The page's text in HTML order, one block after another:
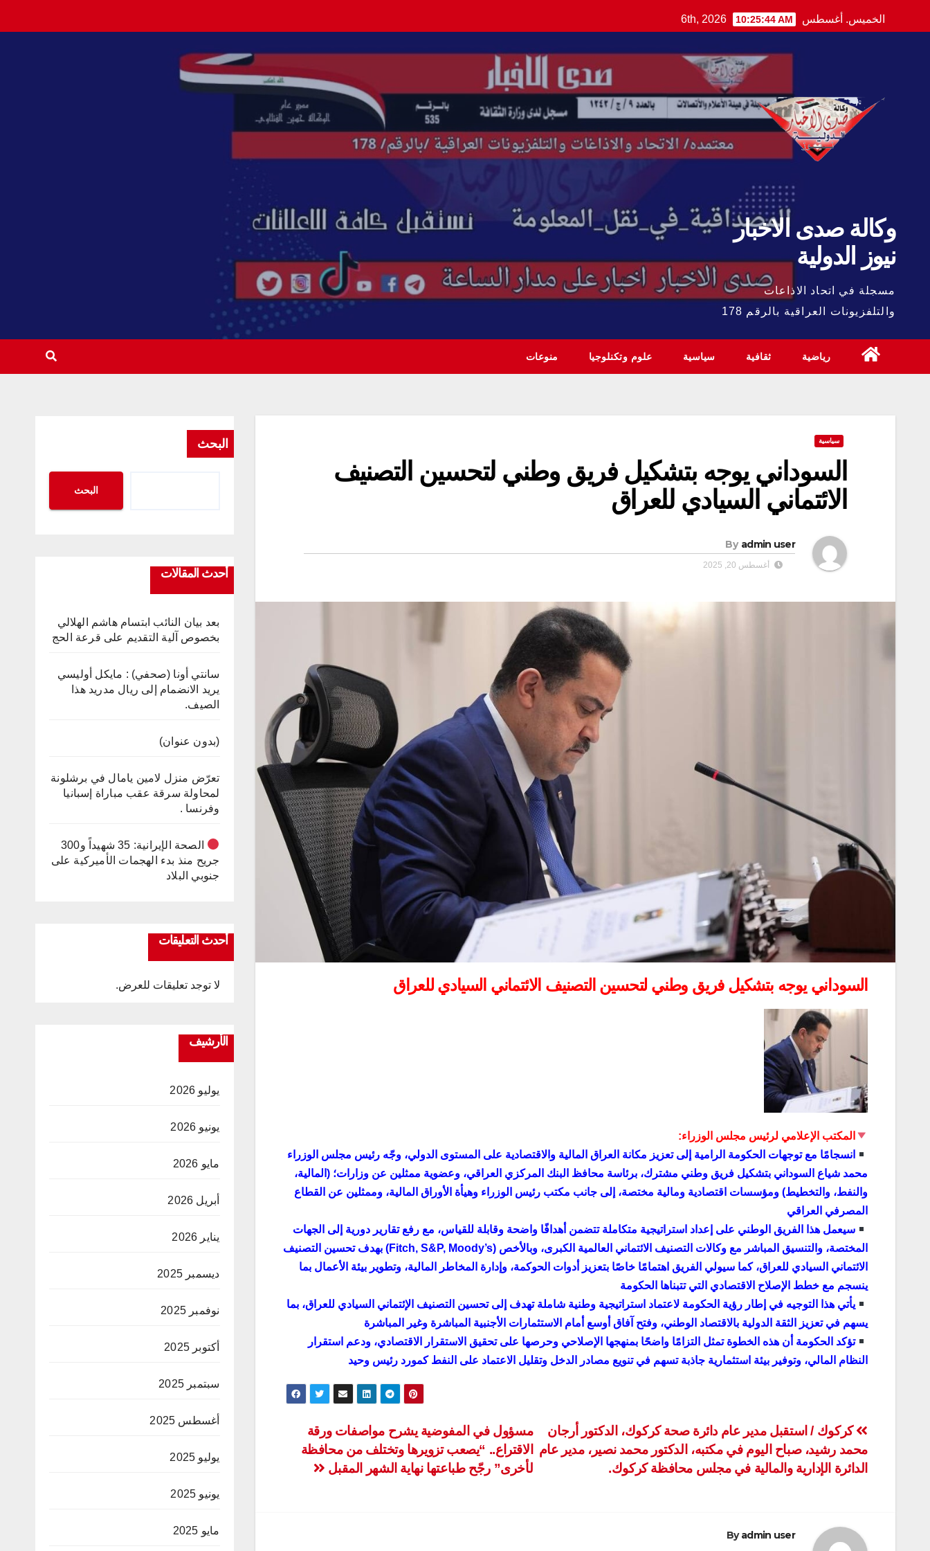
to
الخميس. أغسطس 6th, 2026 10:25:46 AM
وكالة صدى الاخبار
نيوز الدولية
مسجلة في اتحاد الاذاعات
والتلفزيونات العراقية بالرقم 178
رياضية ثقافية سياسية علوم وتكنلوجيا منوعات
سياسية
السوداني يوجه بتشكيل فريق وطني لتحسين التصنيف
الائتماني السيادي للعراق
By admin user
أغسطس 20, 2025
السوداني يوجه بتشكيل فريق وطني لتحسين التصنيف الائتماني السيادي للعراق
المكتب الإعلامي لرئيس مجلس الوزراء:
انسجامًا مع توجهات الحكومة الرامية إلى تعزيز مكانة العراق المالية والاقتصادية على المستوى الدولي، وجّه رئيس مجلس الوزراء
محمد شياع السوداني بتشكيل فريق وطني مشترك، برئاسة محافظ البنك المركزي العراقي، وعضوية ممثلين عن وزارات؛ (المالية،
والنفط، والتخطيط) ومؤسسات اقتصادية ومالية مختصة، إلى جانب مكتب رئيس الوزراء وهيأة الأوراق المالية، وممثلين عن القطاع
المصرفي العراقي
سيعمل هذا الفريق الوطني على إعداد استراتيجية متكاملة تتضمن أهدافًا واضحة وقابلة للقياس، مع رفع تقارير دورية إلى الجهات
المختصة، والتنسيق المباشر مع وكالات التصنيف الائتماني العالمية الكبرى، وبالأخص (Fitch, S&P, Moody’s) بهدف تحسين التصنيف
الائتماني السيادي للعراق، كما سيولي الفريق اهتمامًا خاصًا بتعزيز أدوات الحوكمة، وإدارة المخاطر المالية، وتطوير بيئة الأعمال بما
ينسجم مع خطط الإصلاح الاقتصادي التي تتبناها الحكومة
يأتي هذا التوجيه في إطار رؤية الحكومة لاعتماد استراتيجية وطنية شاملة تهدف إلى تحسين التصنيف الإئتماني السيادي للعراق، بما
يسهم في تعزيز الثقة الدولية بالاقتصاد الوطني، وفتح آفاق أوسع أمام الاستثمارات الأجنبية المباشرة وغير المباشرة
تؤكد الحكومة أن هذه الخطوة تمثل التزامًا واضحًا بمنهجها الإصلاحي وحرصها على تحقيق الاستقرار الاقتصادي، ودعم استقرار
النظام المالي، وتوفير بيئة استثمارية جاذبة تسهم في تنويع مصادر الدخل وتقليل الاعتماد على النفط كمورد رئيس وحيد
تصفّح
المقالات
مسؤول في المفوضية يشرح مواصفات ورقة
الاقتراع.. “يصعب تزويرها وتختلف من محافظة
لأخرى” رجّح طباعتها نهاية الشهر المقبل
كركوك / استقبل مدير عام دائرة صحة كركوك، الدكتور أرجان
محمد رشيد، صباح اليوم في مكتبه، الدكتور محمد نصير، مدير عام
الدائرة الإدارية والمالية في مجلس محافظة كركوك.
Byadmin user
البحث
البحث
أحدث المقالات
بعد بيان النائب ابتسام هاشم الهلالي
بخصوص آلية التقديم على قرعة الحج
سانتي أونا (صحفي) : مايكل أوليسي
يريد الانضمام إلى ريال مدريد هذا
الصيف.
(بدون عنوان)
تعرّض منزل لامين يامال في برشلونة
لمحاولة سرقة عقب مباراة إسبانيا
وفرنسا .
الصحة الإيرانية: 35 شهيداً و300
جريح منذ بدء الهجمات الأميركية على
جنوبي البلاد
أحدث التعليقات
لا توجد تعليقات للعرض.
الأرشيف
يوليو 2026
يونيو 2026
مايو 2026
أبريل 2026
يناير 2026
ديسمبر 2025
نوفمبر 2025
أكتوبر 2025
سبتمبر 2025
أغسطس 2025
يوليو 2025
يونيو 2025
مايو 2025